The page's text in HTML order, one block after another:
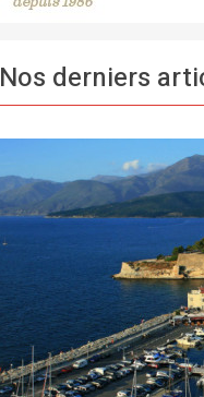
Nos derniers